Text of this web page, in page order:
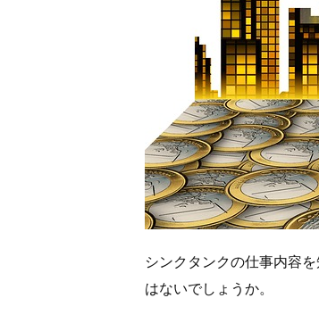
シンクタンクの仕事内容
はないでしょうか。